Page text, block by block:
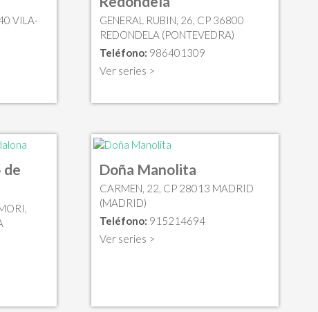
VILA-
GENERAL RUBIN, 26, CP 36800
REDONDELA (PONTEVEDRA)
Teléfono: 986401309
Ver series >
de
Doña Manolita
CARMEN, 22, CP 28013 MADRID
(MADRID)
Teléfono: 915214694
Ver series >